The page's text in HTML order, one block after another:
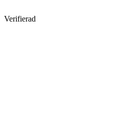
Verifierad